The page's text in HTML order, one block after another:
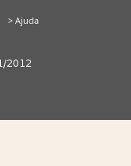
> Ajuda